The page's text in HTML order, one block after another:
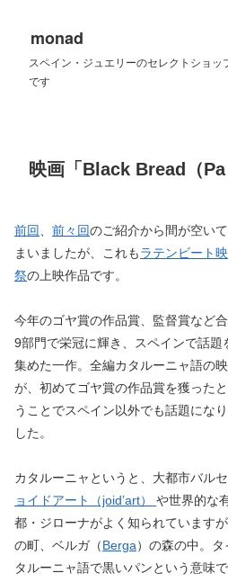
monad
スペイン・ジュエリーのセレクトショ
です
映画「Black Bread（Pa
前回 前々回のご紹介から間が空い
まいましたが、これもラテンビート
祭の上映作品です。
今年のゴヤ賞の作品賞、監督賞など
9部門で栄冠に輝き、スペインで話題
集めた一作。全編カタルーニャ語の
が、初めてゴヤ賞の作品賞を獲った
うことでスペイン以外でも話題になり
した。
カタルーニャというと、大都市バル
ョイドアート（joid’art） や世界的な
都・ジローナがよく知られています
の町、ベルガ（Berga）の森の中。
タルーニャ語で黒いパンという意味